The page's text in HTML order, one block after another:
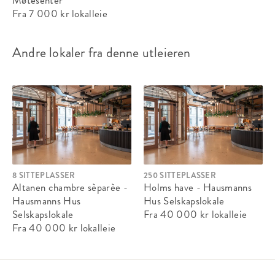
Ståplasser:
Passer til:
Møte
Stråhatten
Sitteplasser: 10
Ståplasser:-
Fra 7 000 kr lokalleie
Andre lokaler fra denne utleieren
8 SITTEPLASSER
Altanen chambre sèparèe -
Hausmanns Hus
Selskapslokale
Fra 40 000 kr lokalleie
250 SITTEPLASSER
Holms have - Hausmanns
Hus Selskapslokale
Fra 40 000 kr lokalleie